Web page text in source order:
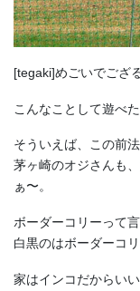
[tegaki]めごいでござ
こんなことして遊べ
そういえば、この前
茅ヶ崎のオジさんも
ぁ〜。
ボーダーコリーって
白黒のはボーダーコリ
家はインコだからいい